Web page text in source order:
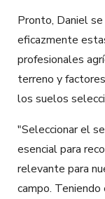
Pronto, Daniel
eficazmente
profesionales
terreno y
los suelos
"Seleccionar el
esencial para
relevante para
campo.